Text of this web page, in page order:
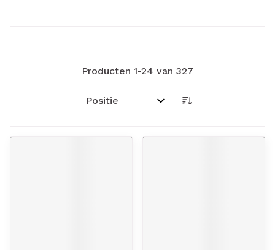
Producten 1-24 van 327
Sorteer op: